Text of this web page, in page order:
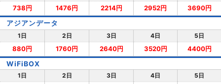
738円 1476円 2214円 2952円 3690円
アジアンデータ
1日 2日 3日 4日 5日
880円 1760円 2640円 3520円 4400円
WiFiBOX
1日 2日 3日 4日 5日